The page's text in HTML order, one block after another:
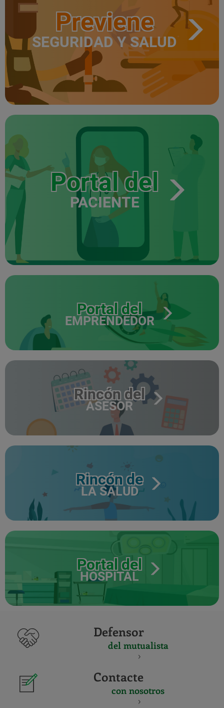
Previene
SEGURIDAD Y SALUD
Portal del
PACIENTE
Portal del
EMPRENDEDOR
Rincón del
ASESOR
Rincón de
LA SALUD
Portal del
HOSPITAL
Defensor
del mutualista
Contacte
con nosotros